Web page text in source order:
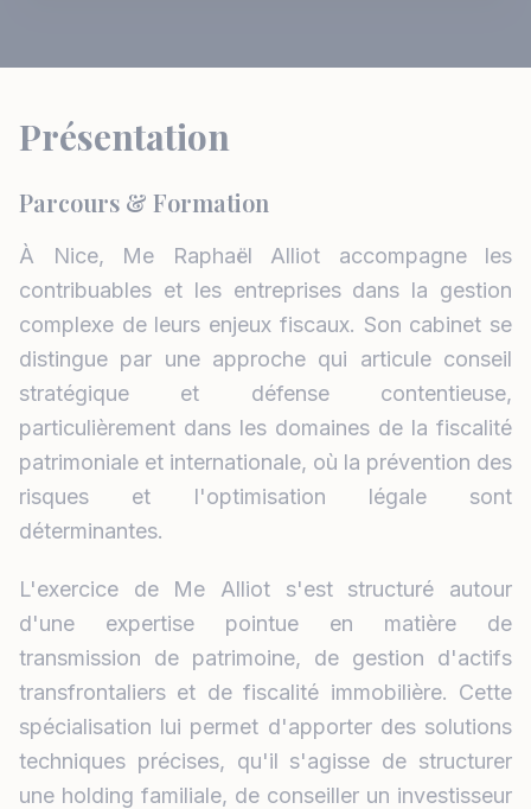
Présentation
Parcours & Formation
À Nice, Me Raphaël Alliot accompagne les
contribuables et les entreprises dans la gestion
complexe de leurs enjeux fiscaux. Son cabinet se
distingue par une approche qui articule conseil
stratégique et défense contentieuse,
particulièrement dans les domaines de la fiscalité
patrimoniale et internationale, où la prévention des
risques et l'optimisation légale sont
déterminantes.
L'exercice de Me Alliot s'est structuré autour
d'une expertise pointue en matière de
transmission de patrimoine, de gestion d'actifs
transfrontaliers et de fiscalité immobilière. Cette
spécialisation lui permet d'apporter des solutions
techniques précises, qu'il s'agisse de structurer
une holding familiale, de conseiller un investisseur